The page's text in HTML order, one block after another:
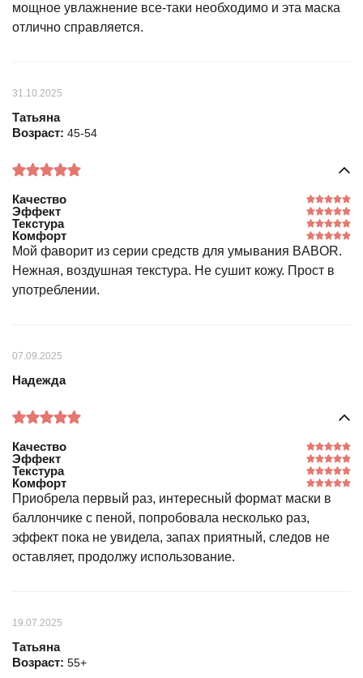
мощное увлажнение все-таки необходимо и эта маска
отлично справляется.
31.10.2025
Татьяна
Возраст: 45-54
Качество
Эффект
Текстура
Комфорт
Мой фаворит из серии средств для умывания BABOR.
Нежная, воздушная текстура. Не сушит кожу. Прост в
употреблении.
07.09.2025
Надежда
Качество
Эффект
Текстура
Комфорт
Приобрела первый раз, интересный формат маски в
баллончике с пеной, попробовала несколько раз,
эффект пока не увидела, запах приятный, следов не
оставляет, продолжу использование.
19.07.2025
Татьяна
Возраст: 55+